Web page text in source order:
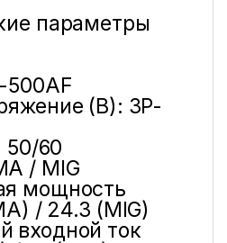
параметры
500AF
(В): 3P-
50/60
/ MIG
мощность
/ 24.3 (MIG)
входной ток